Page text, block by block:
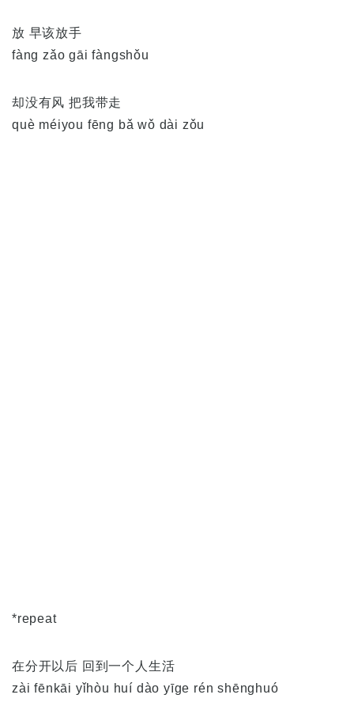
放 早该放手
fàng zǎo gāi fàngshǒu
却没有风 把我带走
què méiyou fēng bǎ wǒ dài zǒu
*repeat
在分开以后 回到一个人生活
zài fēnkāi yǐhòu huí dào yīge rén shēnghuó